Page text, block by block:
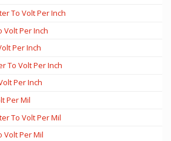
To Volt Per Inch
Volt Per Inch
Per Inch
To Volt Per Inch
Per Inch
Per Mil
To Volt Per Mil
Volt Per Mil